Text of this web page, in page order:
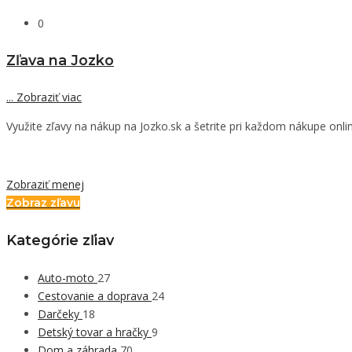
0
Zľava na Jozko
... Zobraziť viac
Využite zľavy na nákup na Jozko.sk a šetrite pri každom nákupe
Zobraziť menej
Zobraz zľavu
Kategórie zľiav
Auto-moto 27
Cestovanie a doprava 24
Darčeky 18
Detský tovar a hračky 9